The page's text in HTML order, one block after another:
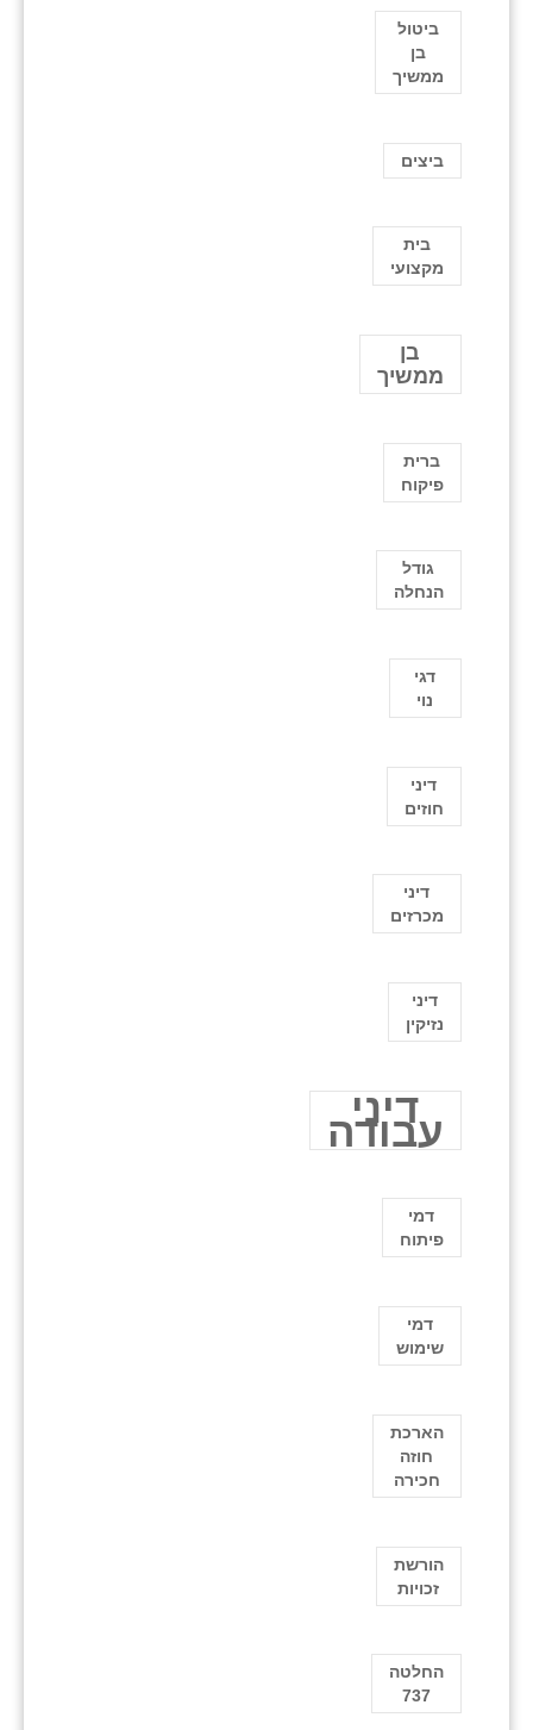
ביטול
בן
ממשיך
ביצים
בית
מקצועי
בן
ממשיך
ברית
פיקוח
גודל
הנחלה
דגי
נוי
דיני
חוזים
דיני
מכרזים
דיני
נזיקין
דיני
עבודה
דמי
פיתוח
דמי
שימוש
הארכת
חוזה
חכירה
הורשת
זכויות
החלטה
737